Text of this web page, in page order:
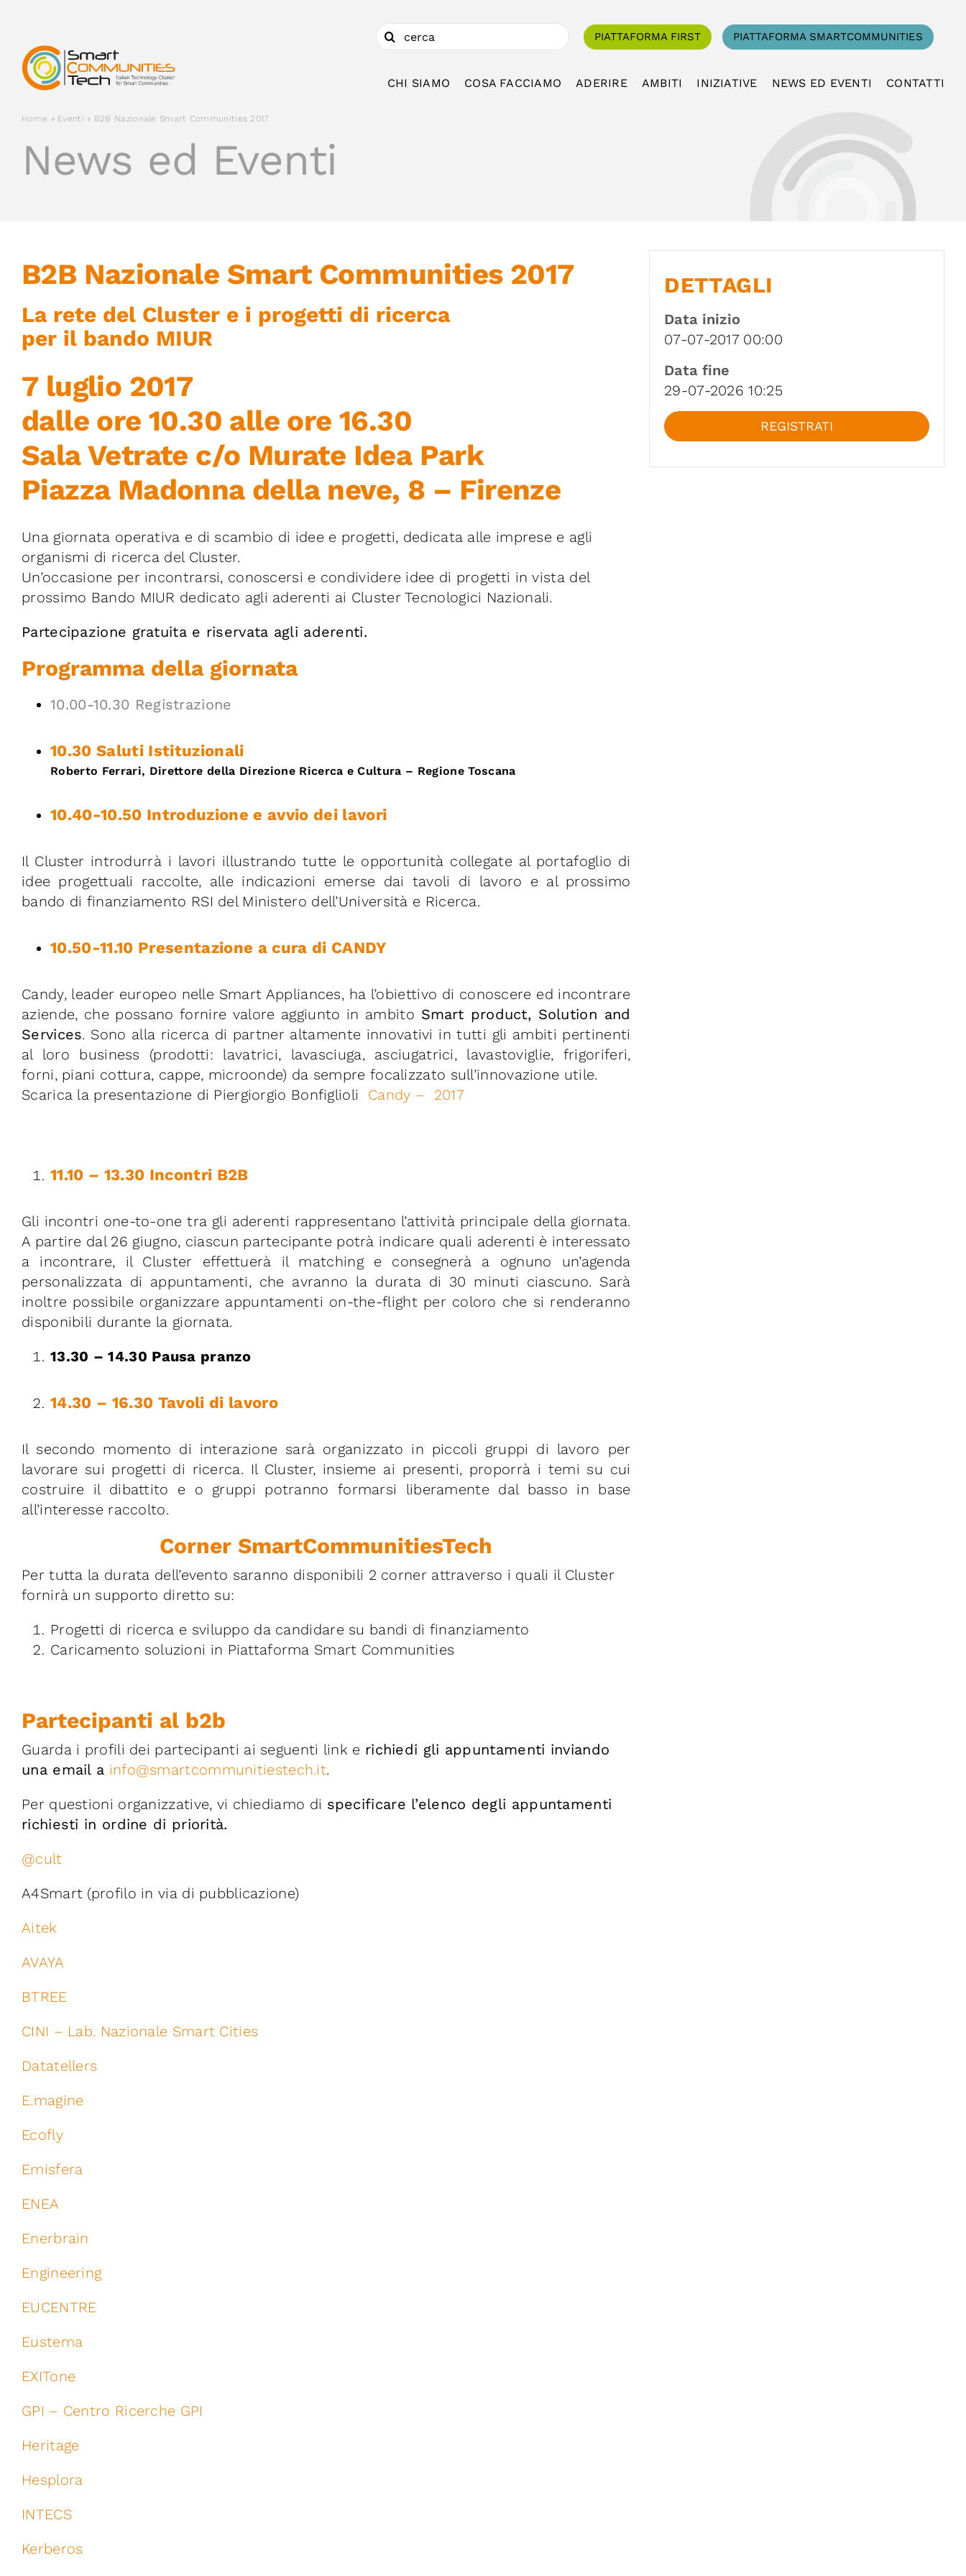
contenuto
Cerca
per:
PIATTAFORMA FIRST PIATTAFORMA SMARTCOMMUNITIES
CHI SIAMO COSA FACCIAMO ADERIRE AMBITI INIZIATIVE NEWS ED EVENTI CONTATTI
Home » Eventi » B2B Nazionale Smart Communities 2017
News ed Eventi
B2B Nazionale Smart Communities 2017
La rete del Cluster e i progetti di ricerca
per il bando MIUR
7 luglio 2017
dalle ore 10.30 alle ore 16.30
Sala Vetrate c/o Murate Idea Park
Piazza Madonna della neve, 8 – Firenze
Una giornata operativa e di scambio di idee e progetti, dedicata alle imprese e agli
organismi di ricerca del Cluster.
Un’occasione per incontrarsi, conoscersi e condividere idee di progetti in vista del
prossimo Bando MIUR dedicato agli aderenti ai Cluster Tecnologici Nazionali.
Partecipazione gratuita e riservata agli aderenti.
Programma della giornata
10.00-10.30 Registrazione
10.30 Saluti Istituzionali
Roberto Ferrari, Direttore della Direzione Ricerca e Cultura – Regione Toscana
10.40-10.50 Introduzione e avvio dei lavori
Il Cluster introdurrà i lavori illustrando tutte le opportunità collegate al portafoglio di
idee progettuali raccolte, alle indicazioni emerse dai tavoli di lavoro e al prossimo
bando di finanziamento RSI del Ministero dell’Università e Ricerca.
10.50-11.10 Presentazione a cura di CANDY
Candy, leader europeo nelle Smart Appliances, ha l’obiettivo di conoscere ed incontrare
aziende, che possano fornire valore aggiunto in ambito Smart product, Solution and
Services. Sono alla ricerca di partner altamente innovativi in tutti gli ambiti pertinenti
al loro business (prodotti: lavatrici, lavasciuga, asciugatrici, lavastoviglie, frigoriferi,
forni, piani cottura, cappe, microonde) da sempre focalizzato sull’innovazione utile.
Scarica la presentazione di Piergiorgio Bonfiglioli Candy – 2017
11.10 – 13.30 Incontri B2B
Gli incontri one-to-one tra gli aderenti rappresentano l’attività principale della giornata.
A partire dal 26 giugno, ciascun partecipante potrà indicare quali aderenti è interessato
a incontrare, il Cluster effettuerà il matching e consegnerà a ognuno un’agenda
personalizzata di appuntamenti, che avranno la durata di 30 minuti ciascuno. Sarà
inoltre possibile organizzare appuntamenti on-the-flight per coloro che si renderanno
disponibili durante la giornata.
13.30 – 14.30 Pausa pranzo
14.30 – 16.30 Tavoli di lavoro
Il secondo momento di interazione sarà organizzato in piccoli gruppi di lavoro per
lavorare sui progetti di ricerca. Il Cluster, insieme ai presenti, proporrà i temi su cui
costruire il dibattito e o gruppi potranno formarsi liberamente dal basso in base
all’interesse raccolto.
Corner SmartCommunitiesTech
Per tutta la durata dell’evento saranno disponibili 2 corner attraverso i quali il Cluster
fornirà un supporto diretto su:
Progetti di ricerca e sviluppo da candidare su bandi di finanziamento
Caricamento soluzioni in Piattaforma Smart Communities
Partecipanti al b2b
Guarda i profili dei partecipanti ai seguenti link e richiedi gli appuntamenti inviando
una email a info@smartcommunitiestech.it.
Per questioni organizzative, vi chiediamo di specificare l’elenco degli appuntamenti
richiesti in ordine di priorità.
@cult
A4Smart (profilo in via di pubblicazione)
Aitek
AVAYA
BTREE
CINI – Lab. Nazionale Smart Cities
Datatellers
E.magine
Ecofly
Emisfera
ENEA
Enerbrain
Engineering
EUCENTRE
Eustema
EXITone
GPI – Centro Ricerche GPI
Heritage
Hesplora
INTECS
Kerberos
DETTAGLI
Data inizio
07-07-2017 00:00
Data fine
29-07-2026 10:25
REGISTRATI